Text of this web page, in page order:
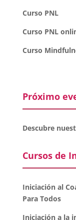
Curso PNL
Curso PNL
Curso
Próximo
Descubre
Cursos de
Iniciación al
Para Todos
Iniciación a la